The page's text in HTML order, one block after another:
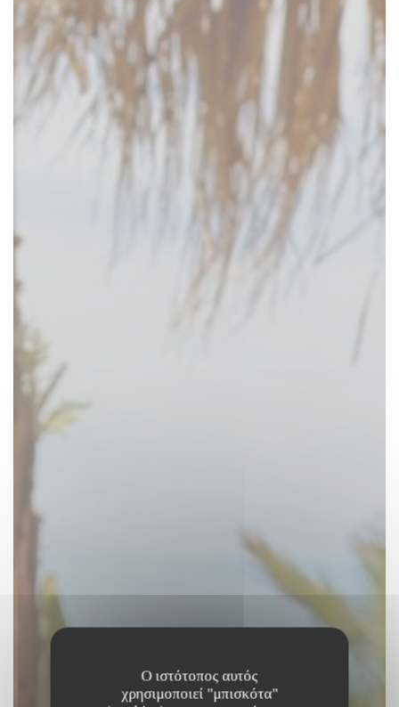
Ο ιστότοπος αυτός
χρησιμοποιεί "μπισκότα"